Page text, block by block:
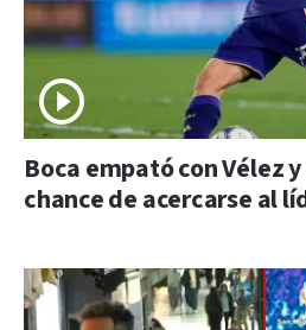
Boca empató con Vélez
chance de acercarse al